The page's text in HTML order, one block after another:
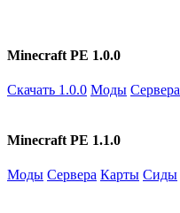
Minecraft PE 1.0.0
Скачать 1.0.0 Моды Сервера
Minecraft PE 1.1.0
Моды Сервера Карты Сиды